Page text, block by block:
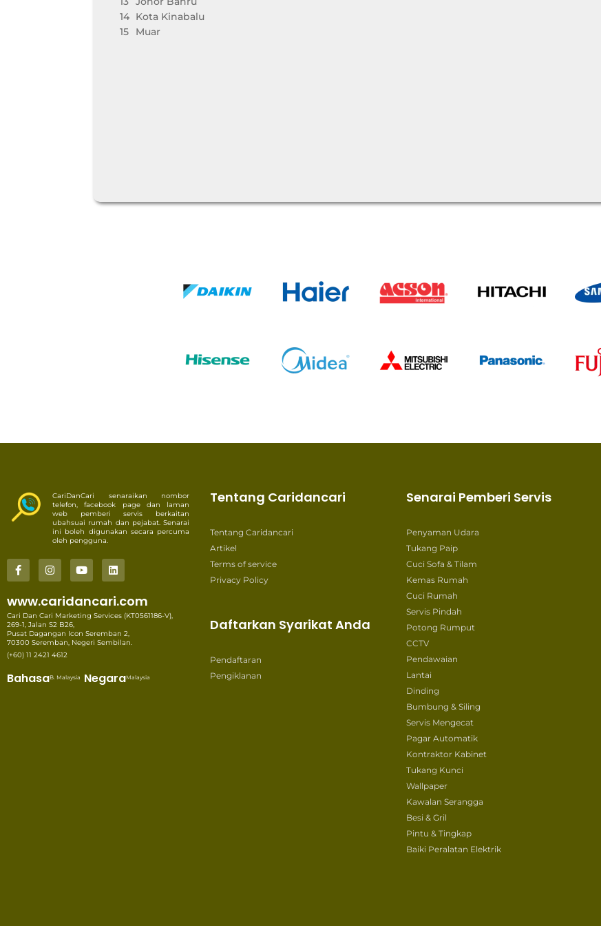
14 Kota Kinabalu
15
Muar
CariDanCari senaraikan nombor
telefon, facebook page dan laman
web pemberi servis berkaitan
ubahsuai rumah dan pejabat. Senarai
ini boleh digunakan secara percuma
oleh pengguna.
www.caridancari.com
Cari Dan Cari Marketing Services (KT0561186-V),
269-1, Jalan S2 B26,
Pusat Dagangan Icon Seremban 2,
70300 Seremban, Negeri Sembilan.
(+60) 11 2421 4612
BahasaB. Malaysia NegaraMalaysia
Tentang Caridancari
Tentang Caridancari
Artikel
Terms of service
Privacy Policy
Daftarkan Syarikat Anda
Pendaftaran
Pengiklanan
Senarai Pemberi Servis
Penyaman Udara
Tukang Paip
Cuci Sofa & Tilam
Kemas Rumah
Cuci Rumah
Servis Pindah
Potong Rumput
CCTV
Pendawaian
Lantai
Dinding
Bumbung & Siling
Servis Mengecat
Pagar Automatik
Kontraktor Kabinet
Tukang Kunci
Wallpaper
Kawalan Serangga
Besi & Gril
Pintu & Tingkap
Baiki Peralatan Elektrik